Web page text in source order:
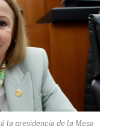
la presidencia de la Mesa